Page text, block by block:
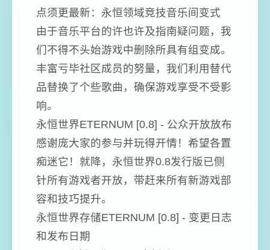
点须更最新：永恒领域竞技音乐间变式
由于音乐平台的许也许及指南疑问题，我
们不得不头始游戏中删除所具有组变成。
丰富亏毕社区成员的努量，我们利用替代
品替换了个些歌曲，确保游戏享受不受影
响。
永恒世界ETERNUM [0.8] - 公众开放放布
感谢庞大家的参与并玩得开情！希望各置
痴迷它！就降，永恒世界0.8发行版已侧
针所有游戏者开放，带赶来所有新游戏部
容和技巧提升。
永恒世界存储ETERNUM [0.8] - 变更日志
和发布日期